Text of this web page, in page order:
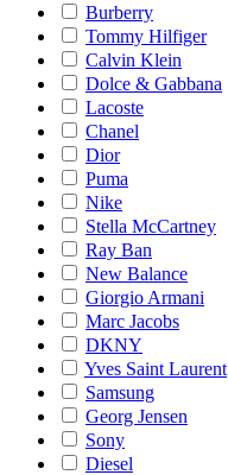
Burberry
Tommy Hilfiger
Calvin Klein
Dolce & Gabbana
Lacoste
Chanel
Dior
Puma
Nike
Stella McCartney
Ray Ban
New Balance
Giorgio Armani
Marc Jacobs
DKNY
Yves Saint Laurent
Samsung
Georg Jensen
Sony
Diesel